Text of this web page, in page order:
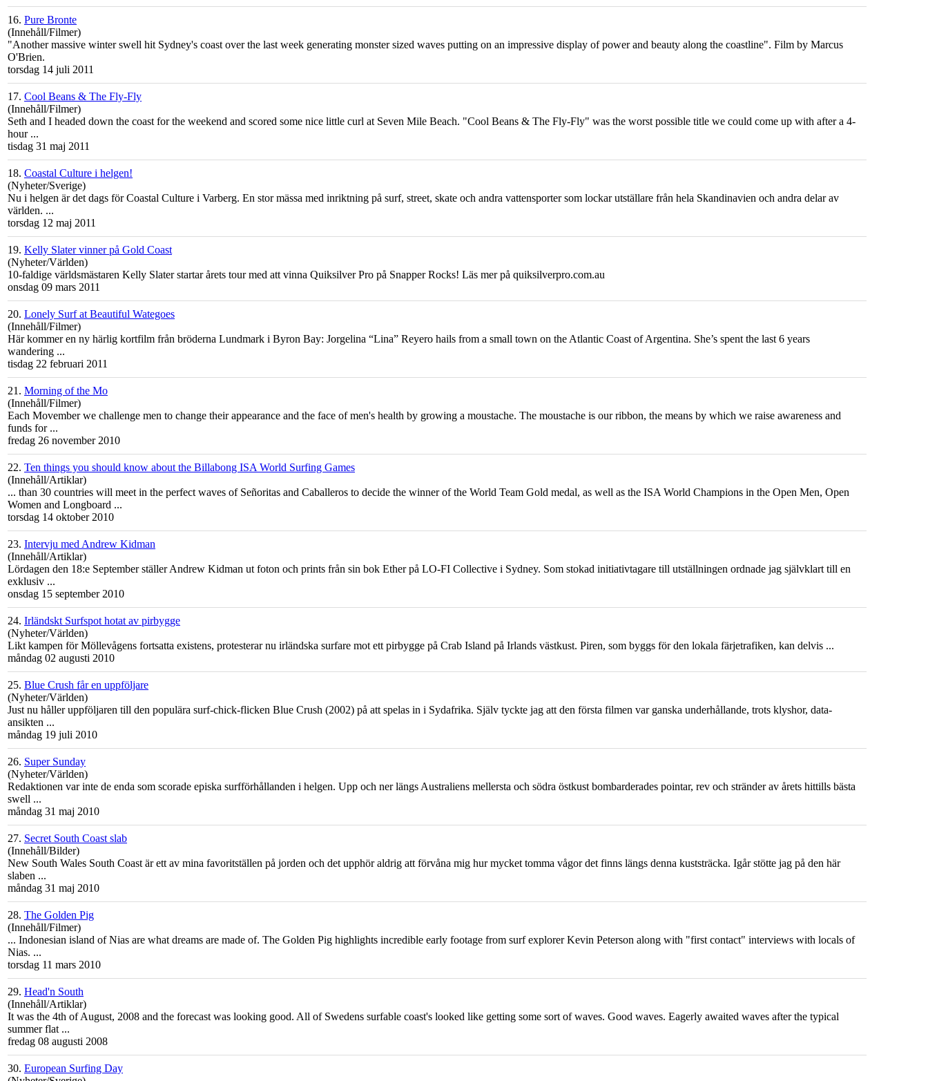
16. Pure Bronte
(Innehåll/Filmer)
"Another massive winter swell hit Sydney's coastover the last week generating monster sized waves putting on an impressive display of power and beauty along the coastline". Film by Marcus
O'Brien.
torsdag 14 juli 2011
17. Cool Beans & The Fly-Fly
(Innehåll/Filmer)
Seth and I headed down the coastfor the weekend and scored some nice little curl at Seven Mile Beach. "Cool Beans & The Fly-Fly" was the worst possible title we could come up with after a 4-
hour ...
tisdag 31 maj 2011
18. Coastal Culture i helgen!
(Nyheter/Sverige)
Nu i helgen är det dags förCoastal Culture i Varberg. En stor mässa med inriktning på surf, street, skate och andra vattensporter som lockar utställare från hela Skandinavien och andra delar av
världen. ...
torsdag 12 maj 2011
19. Kelly Slater vinner på Gold Coast
(Nyheter/Världen)
10-faldige världsmästaren Kelly Slater startar årets tour med att vinna Quiksilver Pro på Snapper Rocks! Läs mer på quiksilverpro.com.au
onsdag 09 mars 2011
20. Lonely Surf at Beautiful Wategoes
(Innehåll/Filmer)
Här kommer en ny härlig kortfilm från bröderna Lundmark i Byron Bay: Jorgelina “Lina” Reyero hails from a small town on the Atlantic Coastof Argentina. She’s spent the last 6 years
wandering ...
tisdag 22 februari 2011
21. Morning of the Mo
(Innehåll/Filmer)
Each Movember we challenge men to change their appearance and the face of men's health by growing a moustache. The moustache is our ribbon, the means by which we raise awareness and
funds for ...
fredag 26 november 2010
22. Ten things you should know about the Billabong ISA World Surfing Games
(Innehåll/Artiklar)
... than 30 countries will meet in the perfect waves of Señoritas and Caballeros to decide the winner of the World Team Gold medal, as well as the ISA World Champions in the Open Men, Open
Women and Longboard ...
torsdag 14 oktober 2010
23. Intervju med Andrew Kidman
(Innehåll/Artiklar)
Lördagen den 18:e September ställer Andrew Kidman ut foton och prints från sin bok Ether på LO-FI Collective i Sydney. Som stokad initiativtagare till utställningen ordnade jag självklart till en
exklusiv ...
onsdag 15 september 2010
24. Irländskt Surfspot hotat av pirbygge
(Nyheter/Världen)
Likt kampen för Möllevågens fortsatta existens, protesterar nu irländska surfare mot ett pirbygge på Crab Island på Irlands västkust. Piren, som byggs för den lokala färjetrafiken, kan delvis ...
måndag 02 augusti 2010
25. Blue Crush får en uppföljare
(Nyheter/Världen)
Just nu håller uppföljaren till den populära surf-chick-flicken Blue Crush (2002) på att spelas in i Sydafrika. Själv tyckte jag att den första filmen var ganska underhållande, trots klyshor, data-
ansikten ...
måndag 19 juli 2010
26. Super Sunday
(Nyheter/Världen)
Redaktionen var inte de enda som scorade episka surfförhållanden i helgen. Upp och ner längs Australiens mellersta och södra östkust bombarderades pointar, rev och stränder av årets hittills bästa
swell ...
måndag 31 maj 2010
27. Secret South Coast slab
(Innehåll/Bilder)
New South Wales South Coastär ett av mina favoritställen på jorden och det upphör aldrig att förvåna mig hur mycket tomma vågor det finns längs denna kuststräcka. Igår stötte jag på den här
slaben ...
måndag 31 maj 2010
28. The Golden Pig
(Innehåll/Filmer)
... Indonesian island of Nias are what dreams are made of. The Golden Pig highlights incredible early footage from surf explorer Kevin Peterson along with "first contact" interviews with locals of
Nias. ...
torsdag 11 mars 2010
29. Head'n South
(Innehåll/Artiklar)
It was the 4th of August, 2008 and the forecast was looking good. All of Swedens surfable coast's looked like getting some sort of waves. Good waves. Eagerly awaited waves after the typical
summer flat ...
fredag 08 augusti 2008
30. European Surfing Day